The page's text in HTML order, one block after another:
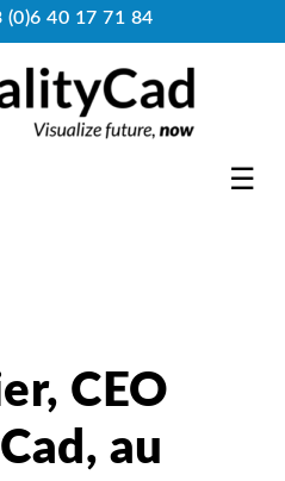
(0)6 40 17 71 84
☰
CEO
au